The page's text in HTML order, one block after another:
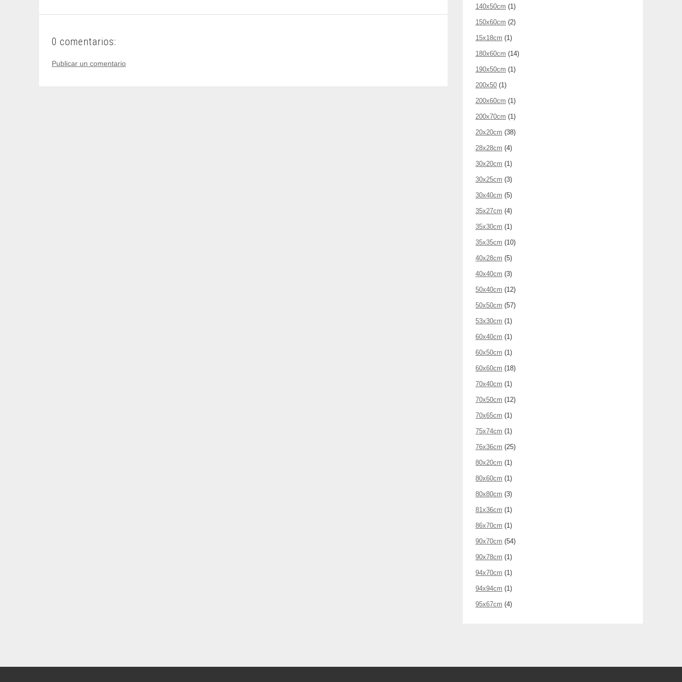
0 comentarios:
Publicar un comentario
140x50cm (1)
150x60cm (2)
15x18cm (1)
180x60cm (14)
190x50cm (1)
200x50 (1)
200x60cm (1)
200x70cm (1)
20x20cm (38)
28x28cm (4)
30x20cm (1)
30x25cm (3)
30x40cm (5)
35x27cm (4)
35x30cm (1)
35x35cm (10)
40x28cm (5)
40x40cm (3)
50x40cm (12)
50x50cm (57)
53x30cm (1)
60x40cm (1)
60x50cm (1)
60x60cm (18)
70x40cm (1)
70x50cm (12)
70x65cm (1)
75x74cm (1)
76x36cm (25)
80x20cm (1)
80x60cm (1)
80x80cm (3)
81x36cm (1)
86x70cm (1)
90x70cm (54)
90x78cm (1)
94x70cm (1)
94x94cm (1)
95x67cm (4)